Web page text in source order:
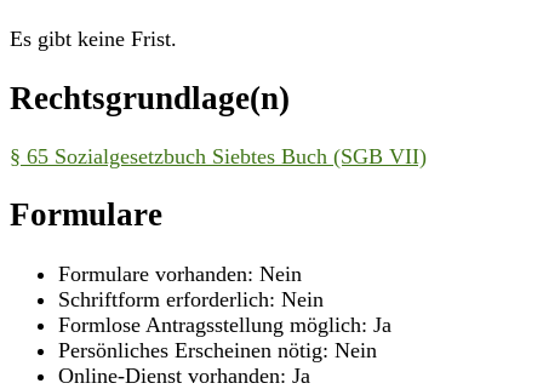
Es gibt keine Frist.
Rechtsgrundlage(n)
§ 65 Sozialgesetzbuch Siebtes Buch (SGB VII)
Formulare
Formulare vorhanden: Nein
Schriftform erforderlich: Nein
Formlose Antragsstellung möglich: Ja
Persönliches Erscheinen nötig: Nein
Online-Dienst vorhanden: Ja